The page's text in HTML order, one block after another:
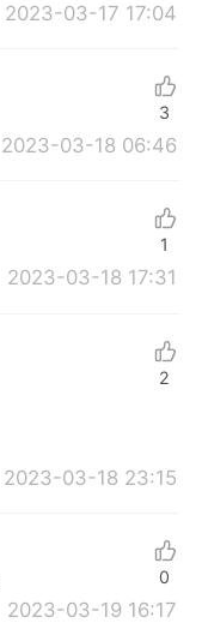
2023-03-17 17:04
2023-03-18 06:46
3
2023-03-18 17:31
1
2023-03-18 23:15
2
2023-03-19 16:17
0